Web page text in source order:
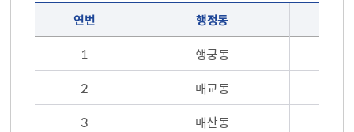
연번 행정동
1
행궁동
2
매교동
3
매산동